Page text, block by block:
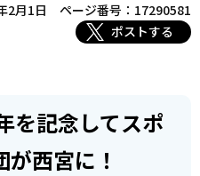
2月1日
ページ番号：17290581
ポストする
を記念してスポ
西宮に！